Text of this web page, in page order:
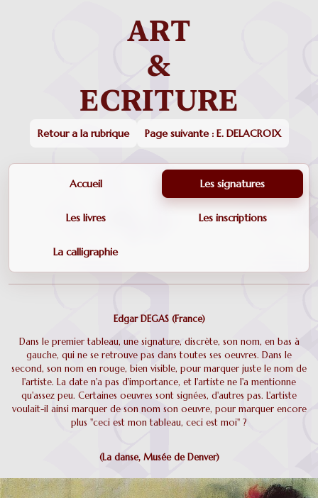
Retour a la rubrique Page suivante : E. DELACROIX
Accueil Les signatures
Les livres Les inscriptions
La calligraphie
Edgar DEGAS (France)
Dans le premier tableau, une signature, discrète, son nom, en bas à
gauche, qui ne se retrouve pas dans toutes ses oeuvres. Dans le
second, son nom en rouge, bien visible, pour marquer juste le nom de
l'artiste. La date n'a pas d'importance, et l'artiste ne l'a mentionne
qu'assez peu. Certaines oeuvres sont signées, d'autres pas. L'artiste
voulait-il ainsi marquer de son nom son oeuvre, pour marquer encore
plus "ceci est mon tableau, ceci est moi" ?
(La danse, Musée de Denver)